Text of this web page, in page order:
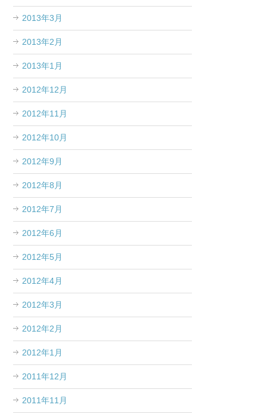
2013年3月
2013年2月
2013年1月
2012年12月
2012年11月
2012年10月
2012年9月
2012年8月
2012年7月
2012年6月
2012年5月
2012年4月
2012年3月
2012年2月
2012年1月
2011年12月
2011年11月